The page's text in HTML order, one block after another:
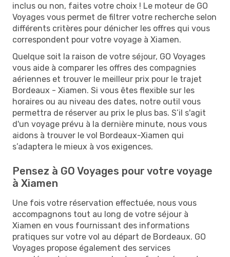
inclus ou non, faites votre choix ! Le moteur de GO
Voyages vous permet de filtrer votre recherche selon
différents critères pour dénicher les offres qui vous
correspondent pour votre voyage à Xiamen.
Quelque soit la raison de votre séjour, GO Voyages
vous aide à comparer les offres des compagnies
aériennes et trouver le meilleur prix pour le trajet
Bordeaux - Xiamen. Si vous êtes flexible sur les
horaires ou au niveau des dates, notre outil vous
permettra de réserver au prix le plus bas. S’il s'agit
d'un voyage prévu à la dernière minute, nous vous
aidons à trouver le vol Bordeaux-Xiamen qui
s’adaptera le mieux à vos exigences.
Pensez à GO Voyages pour votre voyage
à Xiamen
Une fois votre réservation effectuée, nous vous
accompagnons tout au long de votre séjour à
Xiamen en vous fournissant des informations
pratiques sur votre vol au départ de Bordeaux. GO
Voyages propose également des services